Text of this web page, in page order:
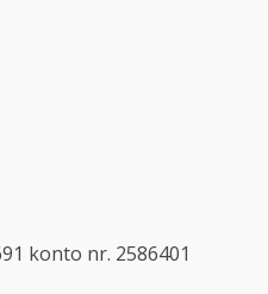
konto nr. 2586401